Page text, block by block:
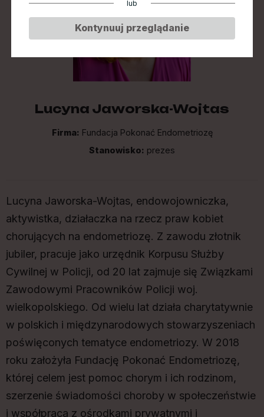
Lucyna Jaworska-Wojtas
Firma: Fundacja Pokonać Endometriozę
Stanowisko: prezes
Lucyna Jaworska-Wojtas, endowojowniczka,
aktywistka, działaczka na rzecz praw kobiet
chorujących na endometriozę. Z zawodu złotnik
jubiler, pracuje jako urzędnik Korpusu Służby
Cywilnej w Policji, od 20 lat zajmuje się Związkami
Zawodowymi Pracowników Policji woj.
wielkopolskiego. Od wielu lat działa charytatywnie
w polskich i międzynarodowych stowarzyszeniach
poświęconych tematyce endometriozy. W 2018
roku założyła Fundację Pokonać Endometriozę,
której celem jest pomoc chorym i ich rodzinom,
szerzenie świadomości choroby w społeczeństwie
i współpraca z ośrodkami prywatnymi i
lub
Kontynuuj przeglądanie